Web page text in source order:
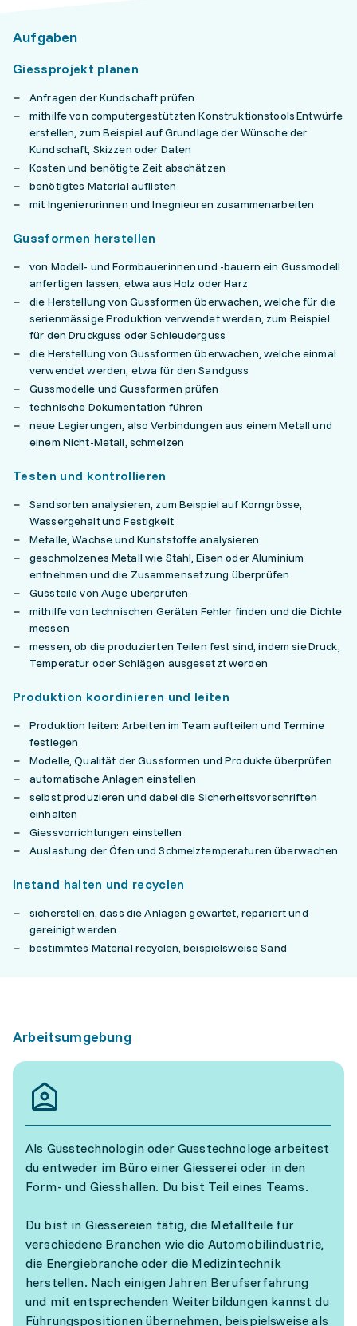
Aufgaben
Giessprojekt planen
Anfragen der Kundschaft prüfen
mithilfe von computergestützten Konstruktionstools Entwürfe
erstellen, zum Beispiel auf Grundlage der Wünsche der
Kundschaft, Skizzen oder Daten
Kosten und benötigte Zeit abschätzen
benötigtes Material auflisten
mit Ingenierurinnen und Inegnieuren zusammenarbeiten
Gussformen herstellen
von Modell- und Formbauerinnen und -bauern ein Gussmodell
anfertigen lassen, etwa aus Holz oder Harz
die Herstellung von Gussformen überwachen, welche für die
serienmässige Produktion verwendet werden, zum Beispiel
für den Druckguss oder Schleuderguss
die Herstellung von Gussformen überwachen, welche einmal
verwendet werden, etwa für den Sandguss
Gussmodelle und Gussformen prüfen
technische Dokumentation führen
neue Legierungen, also Verbindungen aus einem Metall und
einem Nicht-Metall, schmelzen
Testen und kontrollieren
Sandsorten analysieren, zum Beispiel auf Korngrösse,
Wassergehalt und Festigkeit
Metalle, Wachse und Kunststoffe analysieren
geschmolzenes Metall wie Stahl, Eisen oder Aluminium
entnehmen und die Zusammensetzung überprüfen
Gussteile von Auge überprüfen
mithilfe von technischen Geräten Fehler finden und die Dichte
messen
messen, ob die produzierten Teilen fest sind, indem sie Druck,
Temperatur oder Schlägen ausgesetzt werden
Produktion koordinieren und leiten
Produktion leiten: Arbeiten im Team aufteilen und Termine
festlegen
Modelle, Qualität der Gussformen und Produkte überprüfen
automatische Anlagen einstellen
selbst produzieren und dabei die Sicherheitsvorschriften
einhalten
Giessvorrichtungen einstellen
Auslastung der Öfen und Schmelztemperaturen überwachen
Instand halten und recyclen
sicherstellen, dass die Anlagen gewartet, repariert und
gereinigt werden
bestimmtes Material recyclen, beispielsweise Sand
Arbeitsumgebung
Als Gusstechnologin oder Gusstechnologe arbeitest
du entweder im Büro einer Giesserei oder in den
Form- und Giesshallen. Du bist Teil eines Teams.
Du bist in Giessereien tätig, die Metallteile für
verschiedene Branchen wie die Automobilindustrie,
die Energiebranche oder die Medizintechnik
herstellen. Nach einigen Jahren Berufserfahrung
und mit entsprechenden Weiterbildungen kannst du
Führungspositionen übernehmen, beispielsweise als